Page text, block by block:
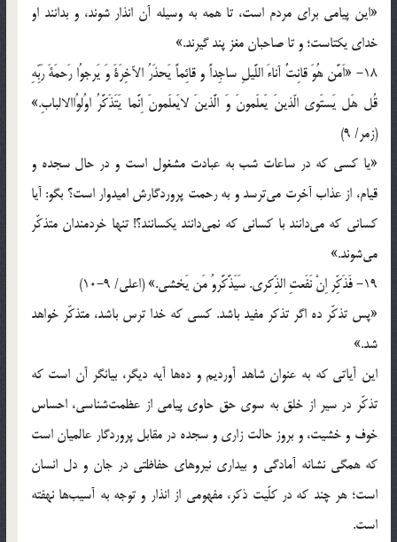
«اين پيامى براى مردم است، تا همه به وسيله آن انذار شوند، و بدانند او
خداى يكتاست؛ و تا صاحبان مغز پند گيرند.»
18- «اَمَّن هُوَ قانِتٌ آناءَ اللَّيلِ ساجِداً و قائِماً يَحذَرُ الآخِرَةَ وَ يَرجوُا رَحمَةَ رَبِّهِ
قُل هَل يَستَوى الّذينَ يَعلَمونَ وَ الَّذينَ لايَعلَمونَ اِنَّما يَتَذَكَّرُ اوُلوُاالالبابِ.»
(زمر/ 9)
«يا كسى كه در ساعات شب به عبادت مشغول است و در حال سجده و
قيام، از عذاب آخرت مى‌ترسد و به رحمت پروردگارش اميدوار است؟ بگو: آيا
كسانى كه مى‌دانند با كسانى كه نمى‌دانند يكسانند؟! تنها خردمندان متذكّر
مى‌شوند.»
19- فَذَكِّر اِنْ نَفَعتِ الذِّكرى. سَيَذَّكَّروُ مَن يَخشى.» (اعلى/ 9-10)
«پس تذكّر ده اگر تذكر مفيد باشد. كسى كه خدا ترس باشد، متذكّر خواهد
شد.»
اين آياتى كه به عنوان شاهد آورديم و ده‌ها آيه ديگر، بيانگر آن است كه
تذكّر در سير از خلق به سوى حق حاوى پيامى از عظمت‌شناسى، احساس
خوف و خشيت، و بروز حالت زارى و سجده در مقابل پروردگار عالميان است
كه همگى نشانه آمادگى و بيدارى نيروهاى حفاظتى در جان و دل انسان
است؛ هر چند كه در كلّيت ذكر، مفهومى از انذار و توجه به آسيب‌ها نهفته
است.